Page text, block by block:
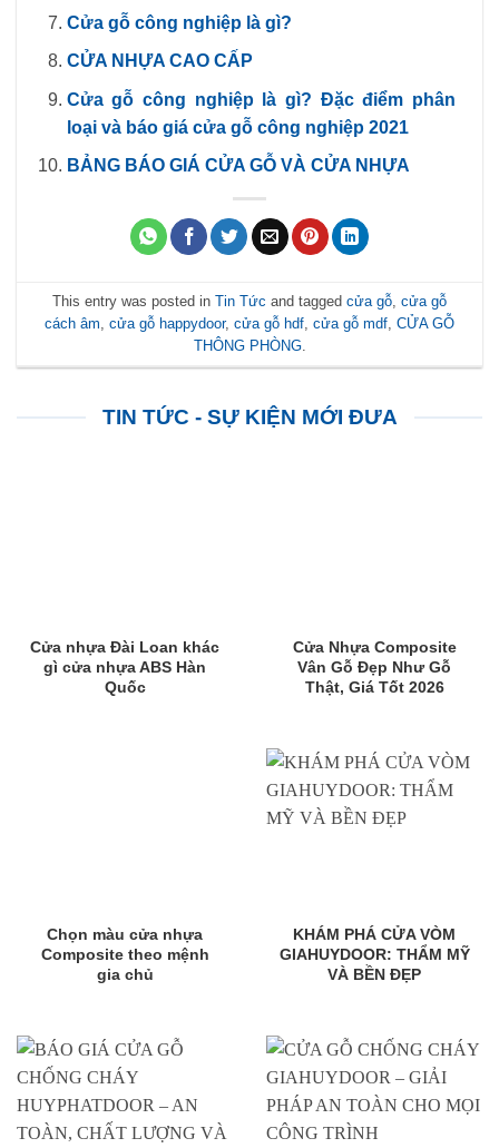
Cửa gỗ công nghiệp là gì?
CỬA NHỰA CAO CẤP
Cửa gỗ công nghiệp là gì? Đặc điểm phân
loại và báo giá cửa gỗ công nghiệp 2021
BẢNG BÁO GIÁ CỬA GỖ VÀ CỬA NHỰA
This entry was posted in Tin Tức and tagged cửa gỗ cửa gỗ
cách âm cửa gỗ happydoor, cửa gỗ hdf cửa gỗ mdf CỬA GỖ
THÔNG PHÒNG.
TIN TỨC - SỰ KIỆN MỚI ĐƯA
Cửa nhựa Đài Loan khác
gì cửa nhựa ABS Hàn
Quốc
Cửa Nhựa Composite
Vân Gỗ Đẹp Như Gỗ
Thật, Giá Tốt 2026
Chọn màu cửa nhựa
Composite theo mệnh
gia chủ
KHÁM PHÁ CỬA VÒM
GIAHUYDOOR: THẨM MỸ
VÀ BỀN ĐẸP